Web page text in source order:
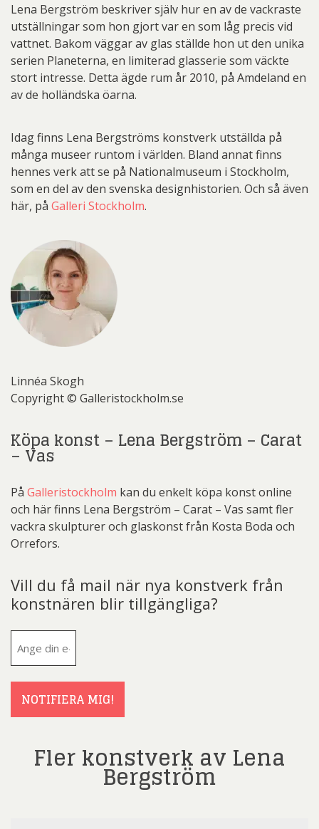
Lena Bergström beskriver själv hur en av de vackraste
utställningar som hon gjort var en som låg precis vid
vattnet. Bakom väggar av glas ställde hon ut den unika
serien Planeterna, en limiterad glasserie som väckte
stort intresse. Detta ägde rum år 2010, på Amdeland en
av de holländska öarna.
Idag finns Lena Bergströms konstverk utställda på
många museer runtom i världen. Bland annat finns
hennes verk att se på Nationalmuseum i Stockholm,
som en del av den svenska designhistorien. Och så även
här, på Galleri Stockholm.
Linnéa Skogh
Copyright © Galleristockholm.se
Köpa konst – Lena Bergström – Carat
– Vas
På Galleristockholm kan du enkelt köpa konst online
och här finns Lena Bergström – Carat – Vas samt fler
vackra skulpturer och glaskonst från Kosta Boda och
Orrefors.
Vill du få mail när nya konstverk från
konstnären blir tillgängliga?
NOTIFIERA MIG!
Fler konstverk av Lena
Bergström